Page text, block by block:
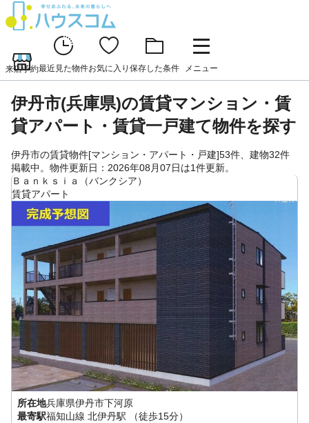
来店予約最近見た物件お気に入り 保存した条件 メニュー
伊丹市(兵庫県)の賃貸マンション・賃
貸アパート・賃貸一戸建て物件を探す
伊丹市の賃貸物件[マンション・アパート・戸建]53件、建物32件
掲載中。物件更新日：2026年08月07日は1件更新。
Ｂａｎｋｓｉａ（バンクシア）
賃貸アパート
所在地兵庫県伊丹市下河原
最寄駅福知山線 北伊丹駅
（徒歩15分）